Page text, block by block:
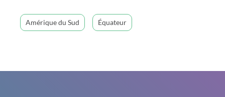
Amérique du Sud Équateur